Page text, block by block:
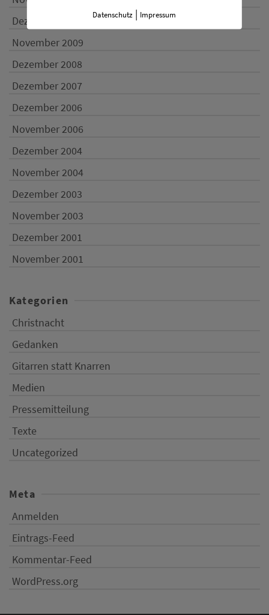
Dezember 2009
November 2009
Dezember 2008
Dezember 2007
Dezember 2006
November 2006
Dezember 2004
November 2004
Dezember 2003
November 2003
Dezember 2001
November 2001
Kategorien
Christnacht
Gedanken
Gitarren statt Knarren
Medien
Pressemitteilung
Texte
Uncategorized
Meta
Anmelden
Eintrags-Feed
Kommentar-Feed
WordPress.org
Datenschutz | Impressum